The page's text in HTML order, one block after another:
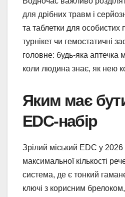
для дрібних травм і
та таблетки для особистих
турнікет чи гемостатичні
головне: будь-яка аптечка
коли людина знає, як нею
Яким має
EDC-набір
Зрілий міський EDC у 2026
максимальної кількості
система, де є тонкий
ключі з корисним